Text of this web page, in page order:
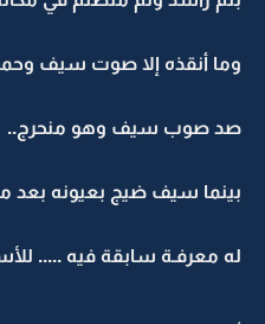
وما أنقذه إلا صوت سيف
صد صوب سيف وهو منحرج..
بينما سيف ضيج بعيونه بعد
له معرفـة سابقة فيه .....
،